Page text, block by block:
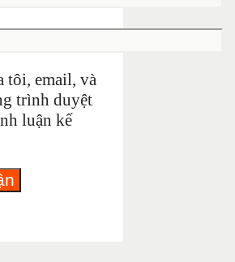
tôi, email, và
trình duyệt
luận kế